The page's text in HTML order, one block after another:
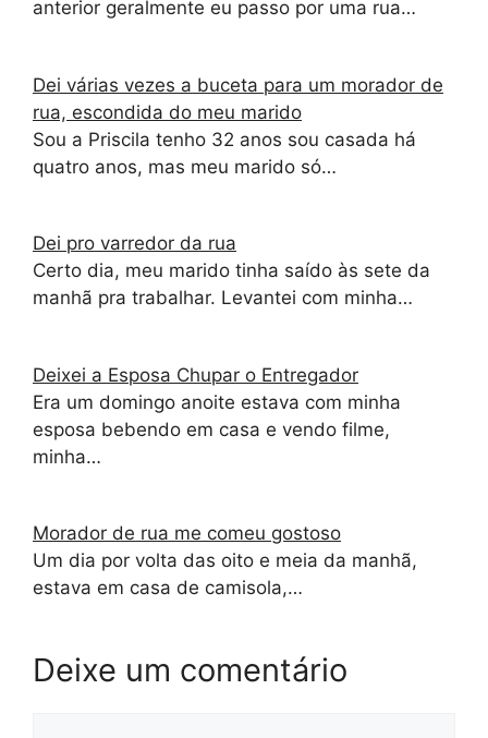
anterior geralmente eu passo por uma rua…
Dei várias vezes a buceta para um morador de
rua, escondida do meu marido
Sou a Priscila tenho 32 anos sou casada há
quatro anos, mas meu marido só…
Dei pro varredor da rua
Certo dia, meu marido tinha saído às sete da
manhã pra trabalhar. Levantei com minha…
Deixei a Esposa Chupar o Entregador
Era um domingo anoite estava com minha
esposa bebendo em casa e vendo filme,
minha…
Morador de rua me comeu gostoso
Um dia por volta das oito e meia da manhã,
estava em casa de camisola,…
Deixe um comentário